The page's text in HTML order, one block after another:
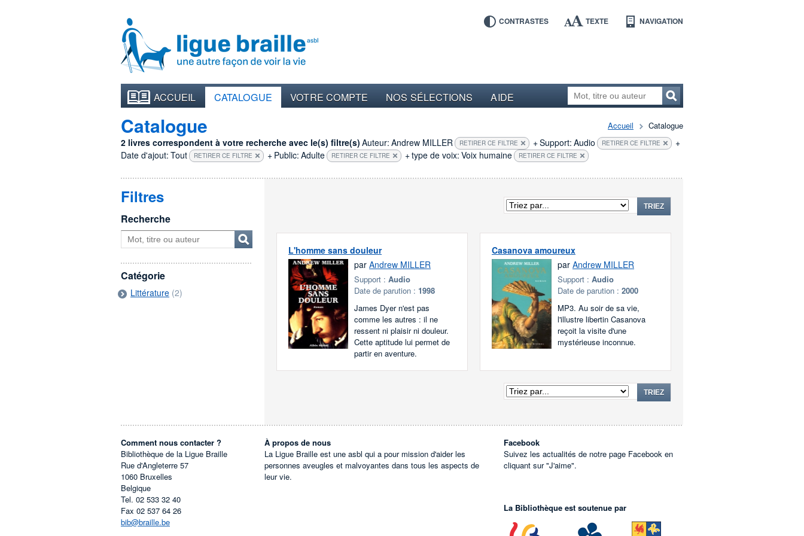
CONTRASTES TEXTE NAVIGATION
ACCUEIL CATALOGUE VOTRE COMPTE NOS SÉLECTIONS AIDE
Accueil Catalogue
Catalogue
2 livres correspondent à votre recherche avec le(s) filtre(s) Auteur: Andrew MILLER RETIRER CE FILTRE +Support: Audio RETIRER CE FILTRE
+
Date d'ajout: Tout RETIRER CE FILTRE + Public: Adulte RETIRER CE FILTRE +type de voix: Voix humaine RETIRER CE FILTRE
TRIEZ
L'homme sans douleur
parAndrew MILLER
Support :Audio
Date de parution : 1998
James Dyer n'est pas
comme les autres : il ne
ressent ni plaisir ni douleur.
Cette aptitude lui permet de
partir en aventure.
Casanova amoureux
par Andrew MILLER
Support : Audio
Date de parution : 2000
MP3. Au soir de sa vie,
l'illustre libertin Casanova
reçoit la visite d'une
mystérieuse inconnue.
TRIEZ
Filtres
Recherche
Catégorie
Littérature (2)
Comment nous contacter ?
Bibliothèque de la Ligue Braille
Rue d'Angleterre 57
1060 Bruxelles
Belgique
Tel. 02 533 32 40
Fax 02 537 64 26
bib@braille.be
À propos de nous
La Ligue Braille est une asbl qui a pour mission d'aider les
personnes aveugles et malvoyantes dans tous les aspects de
leur vie.
Facebook
Suivez les actualités de notre page Facebook en
cliquant sur "J'aime".
La Bibliothèque est soutenue par